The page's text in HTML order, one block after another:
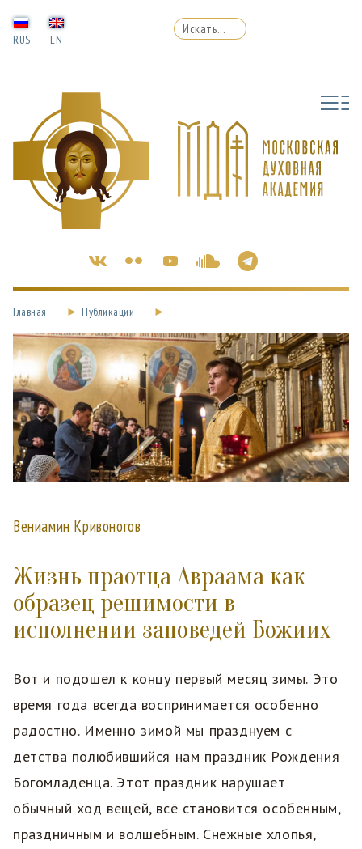
RUS EN
Главная Публикации
Вениамин Кривоногов
Жизнь праотца Авраама как
образец решимости в
исполнении заповедей Божиих
Вот и подошел к концу первый месяц зимы. Это
время года всегда воспринимается особенно
радостно. Именно зимой мы празднуем с
детства полюбившийся нам праздник Рождения
Богомладенца. Этот праздник нарушает
обычный ход вещей, всё становится особенным,
праздничным и волшебным. Снежные хлопья,